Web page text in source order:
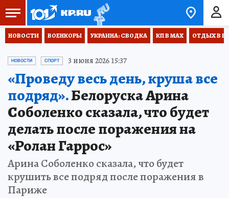
НОВОСТИ ВОЕНКОРЫ УКРАИНА: СВОДКА КП В МАХ ОТДЫХ В
НОВОСТИ СПОРТ 3 июня 2026 15:37
«Проведу весь день, круша все
подряд».Белоруска Арина
Соболенко сказала, что будет
делать после поражения на
«Ролан Гаррос»
Арина Соболенко сказала, что будет
крушить все подряд после поражения в
Париже